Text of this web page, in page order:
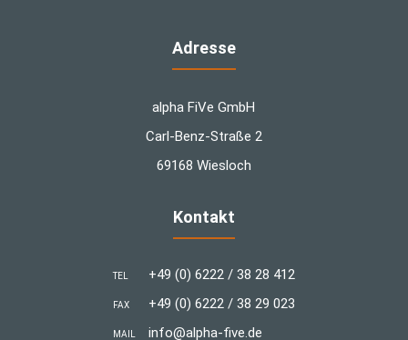
Adresse
alpha FiVe GmbH
Carl-Benz-Straße 2
69168 Wiesloch
Kontakt
TEL +49 (0) 6222 / 38 28 412
FAX +49 (0) 6222 / 38 29 023
MAIL info@alpha-five.de